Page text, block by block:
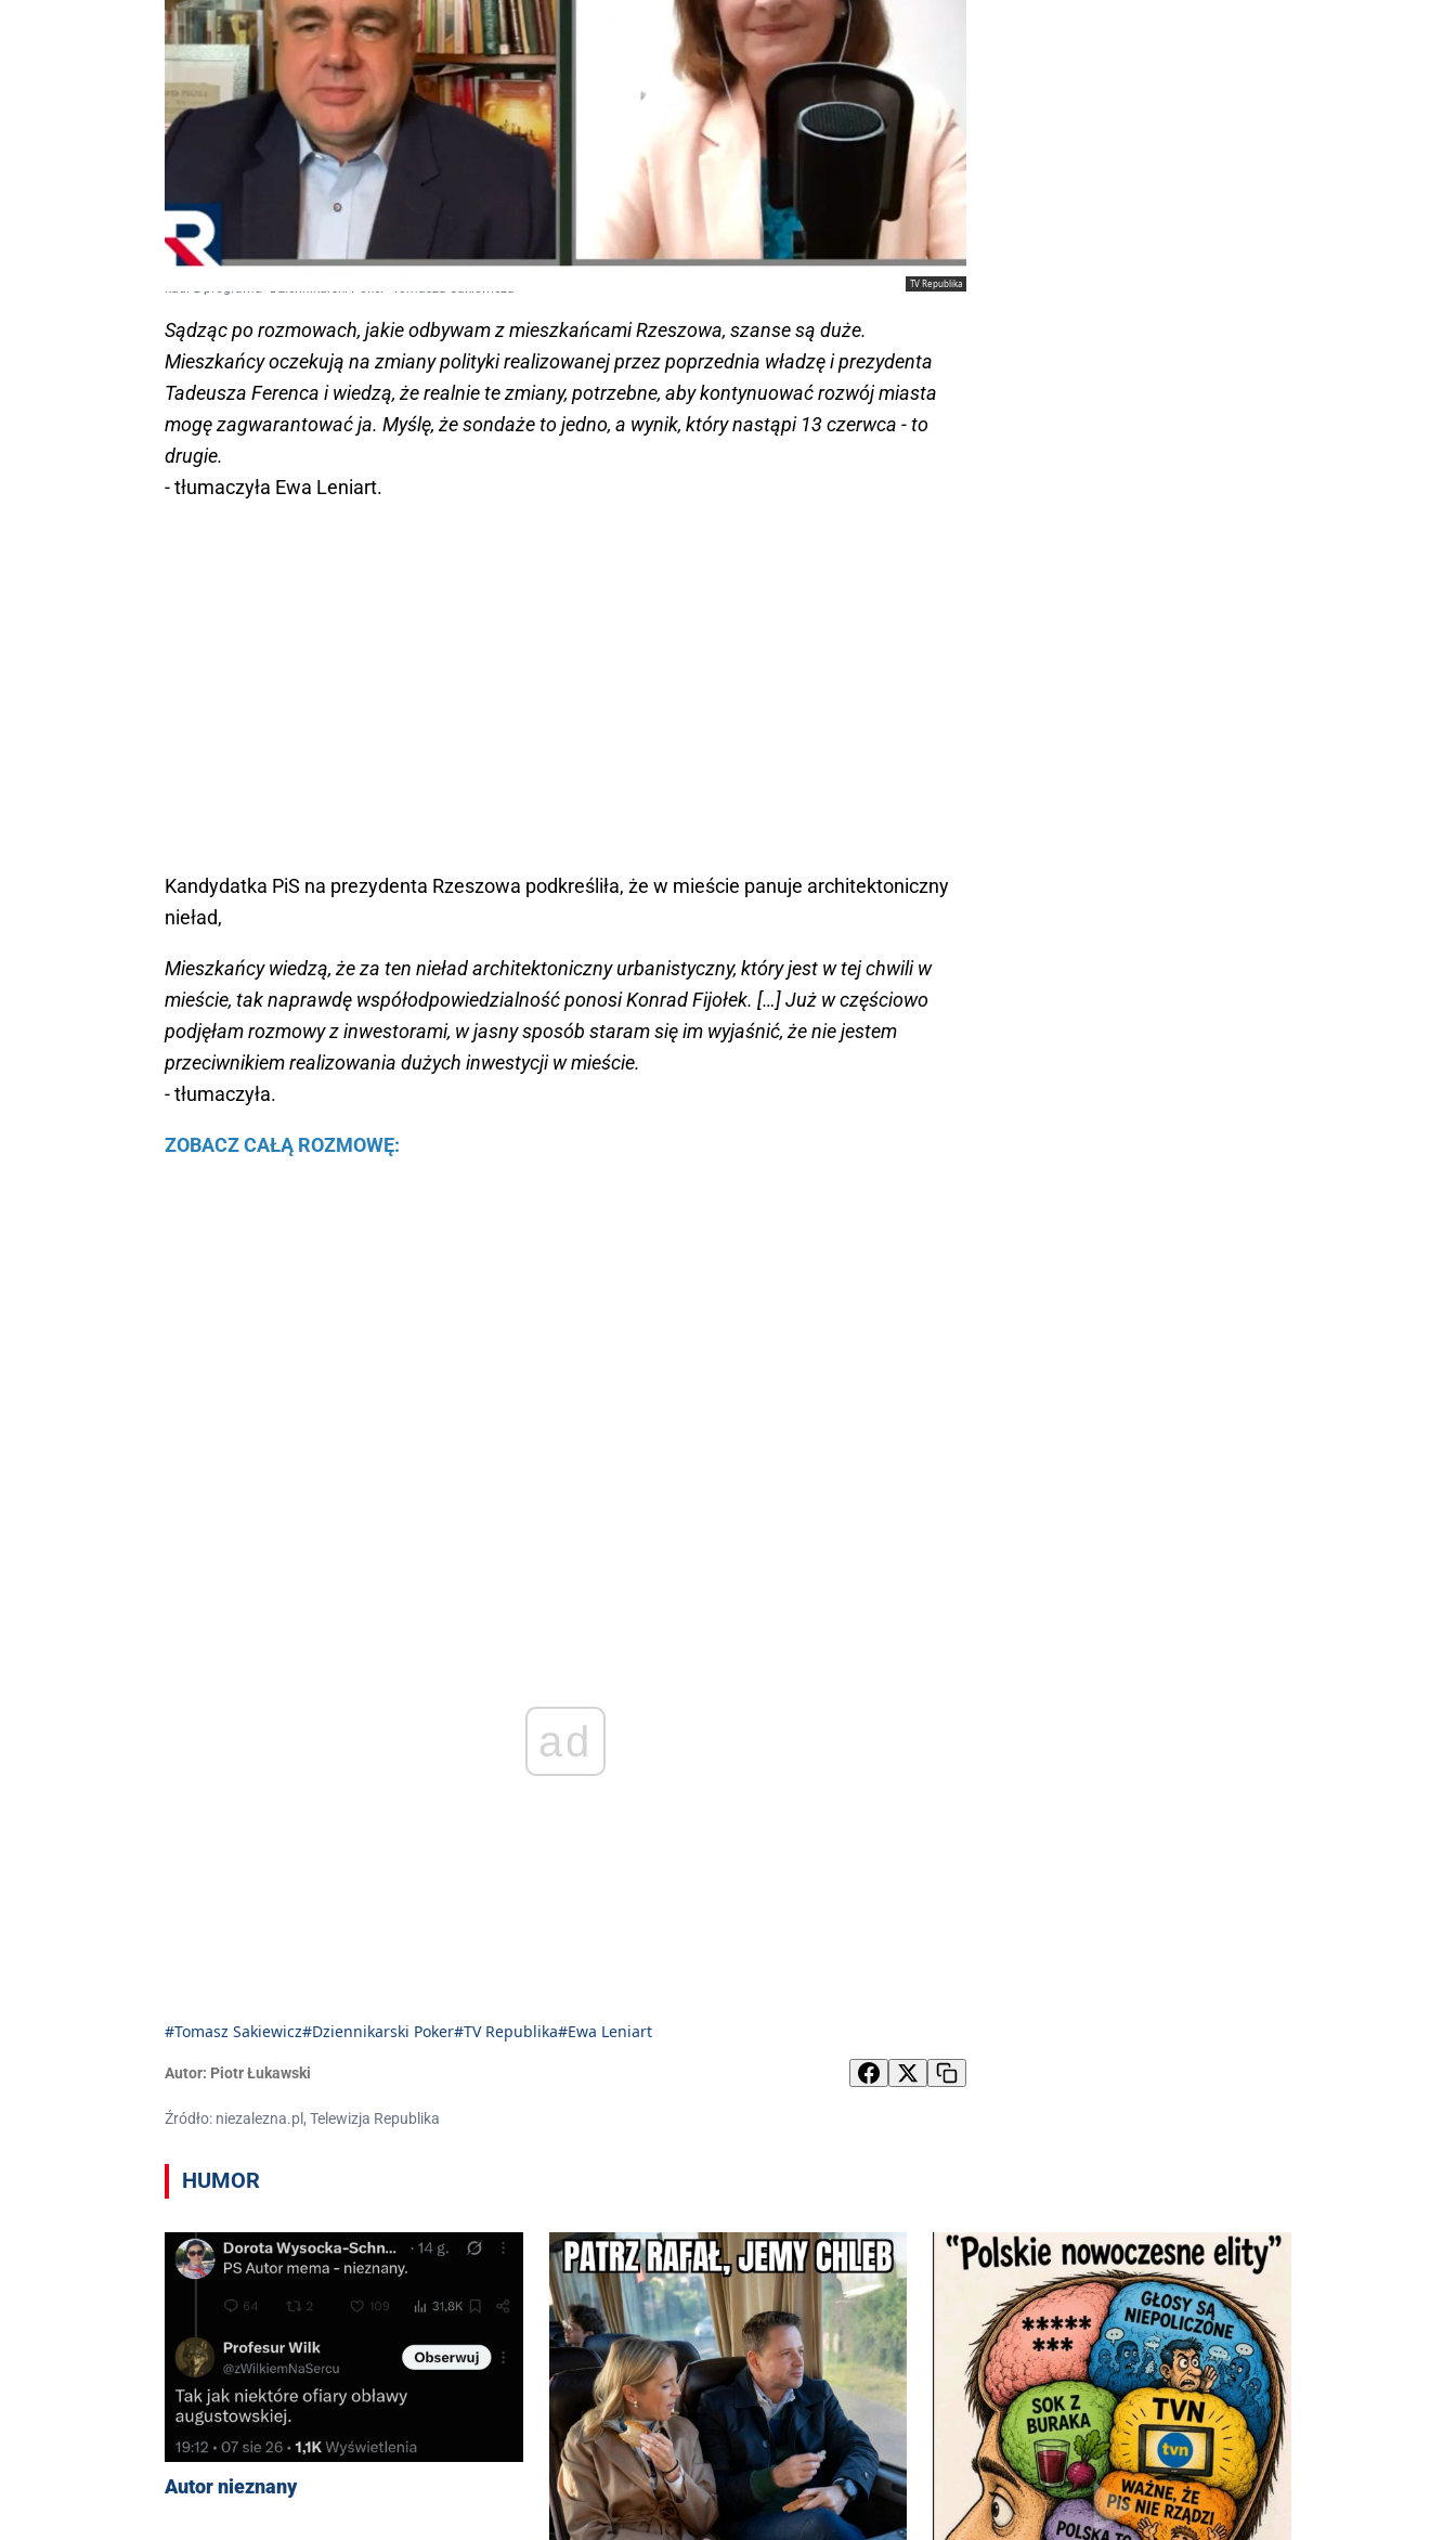
TV Republika
kadr z programu "Dziennikarski Poker" Tomasza Sakiewicza
Sądząc po rozmowach, jakie odbywam z mieszkańcami Rzeszowa, szanse są duże.
Mieszkańcy oczekują na zmiany polityki realizowanej przez poprzednia władzę i prezydenta
Tadeusza Ferenca i wiedzą, że realnie te zmiany, potrzebne, aby kontynuować rozwój miasta
mogę zagwarantować ja. Myślę, że sondaże to jedno, a wynik, który nastąpi 13 czerwca - to
drugie.
- tłumaczyła Ewa Leniart.
Kandydatka PiS na prezydenta Rzeszowa podkreśliła, że w mieście panuje architektoniczny
nieład,
Mieszkańcy wiedzą, że za ten nieład architektoniczny urbanistyczny, który jest w tej chwili w
mieście, tak naprawdę współodpowiedzialność ponosi Konrad Fijołek. […] Już w częściowo
podjęłam rozmowy z inwestorami, w jasny sposób staram się im wyjaśnić, że nie jestem
przeciwnikiem realizowania dużych inwestycji w mieście.
- tłumaczyła.
ZOBACZ CAŁĄ ROZMOWĘ:
ad
#Tomasz Sakiewicz#Dziennikarski Poker#TV Republika#Ewa Leniart
Autor: Piotr Łukawski
Źródło: niezalezna.pl, Telewizja Republika
HUMOR
Autor nieznany